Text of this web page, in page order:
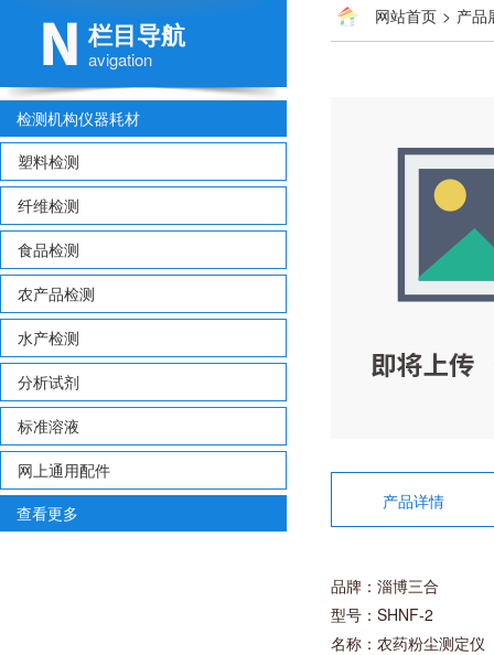
栏目导航
avigation
检测机构仪器耗材
塑料检测
纤维检测
食品检测
农产品检测
水产检测
分析试剂
标准溶液
网上通用配件
查看更多
网站首页 > 产品
产品详情
品牌：淄博三合
型号：SHNF-2
名称：农药粉尘测定仪